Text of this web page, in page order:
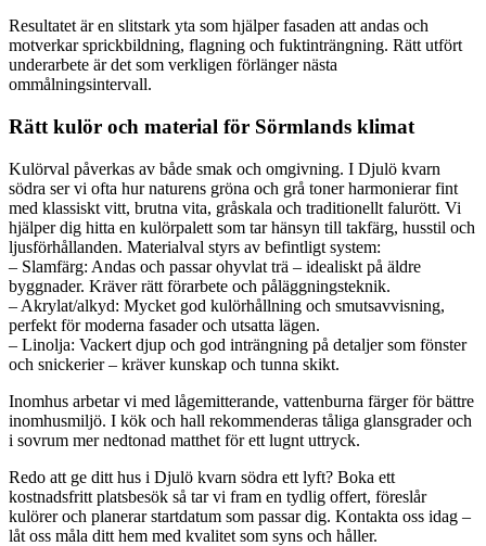
Resultatet är en slitstark yta som hjälper fasaden att andas och
motverkar sprickbildning, flagning och fuktinträngning. Rätt utfört
underarbete är det som verkligen förlänger nästa
ommålningsintervall.
Rätt kulör och material för Sörmlands klimat
Kulörval påverkas av både smak och omgivning. I Djulö kvarn
södra ser vi ofta hur naturens gröna och grå toner harmonierar fint
med klassiskt vitt, brutna vita, gråskala och traditionellt falurött. Vi
hjälper dig hitta en kulörpalett som tar hänsyn till takfärg, husstil och
ljusförhållanden. Materialval styrs av befintligt system:
– Slamfärg: Andas och passar ohyvlat trä – idealiskt på äldre
byggnader. Kräver rätt förarbete och påläggningsteknik.
– Akrylat/alkyd: Mycket god kulörhållning och smutsavvisning,
perfekt för moderna fasader och utsatta lägen.
– Linolja: Vackert djup och god inträngning på detaljer som fönster
och snickerier – kräver kunskap och tunna skikt.
Inomhus arbetar vi med lågemitterande, vattenburna färger för bättre
inomhusmiljö. I kök och hall rekommenderas tåliga glansgrader och
i sovrum mer nedtonad matthet för ett lugnt uttryck.
Redo att ge ditt hus i Djulö kvarn södra ett lyft? Boka ett
kostnadsfritt platsbesök så tar vi fram en tydlig offert, föreslår
kulörer och planerar startdatum som passar dig. Kontakta oss idag –
låt oss måla ditt hem med kvalitet som syns och håller.